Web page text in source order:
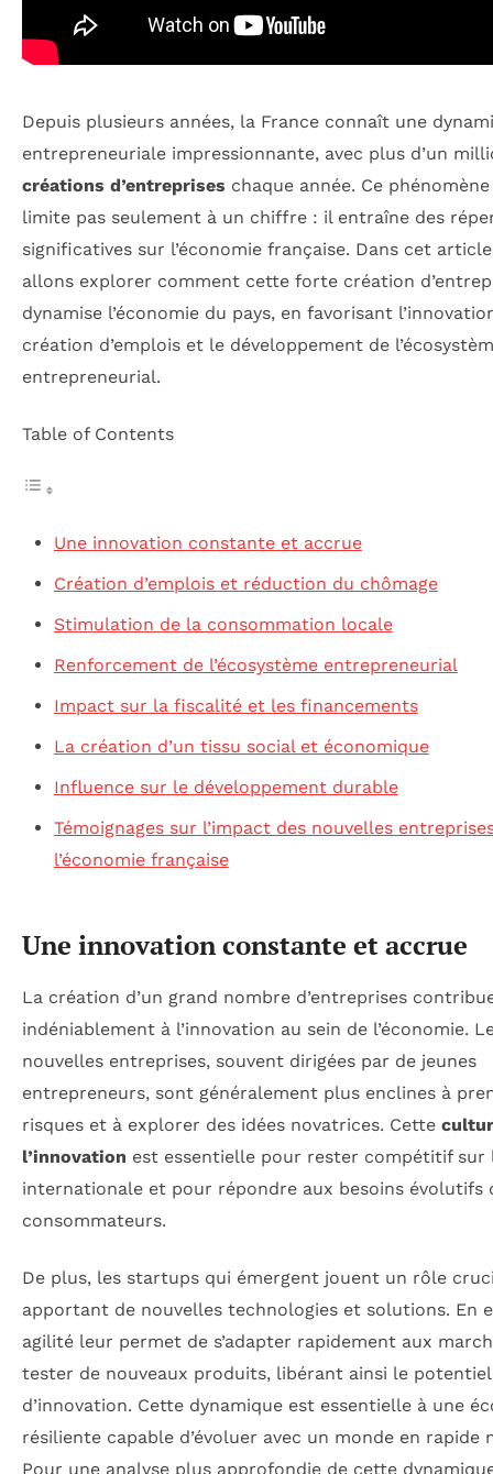
Depuis plusieurs années, la France connaît une
entrepreneuriale impressionnante, avec plus d’un
créations d’entreprises chaque année. Ce
limite pas seulement à un chiffre : il entraîne des
significatives sur l’économie française. Dans cet
allons explorer comment cette forte création
dynamise l’économie du pays, en favorisant
création d’emplois et le développement de
entrepreneurial.
Table of Contents
Une innovation constante et accrue
Création d’emplois et réduction du chômage
Stimulation de la consommation locale
Renforcement de l’écosystème entrepreneurial
Impact sur la fiscalité et les financements
La création d’un tissu social et économique
Influence sur le développement durable
Témoignages sur l’impact des nouvelles
l’économie française
Une innovation constante et accrue
La création d’un grand nombre d’entreprises
indéniablement à l’innovation au sein de l’économie.
nouvelles entreprises, souvent dirigées par de jeunes
entrepreneurs, sont généralement plus enclines à
risques et à explorer des idées novatrices. Cette
l’innovation est essentielle pour rester compétitif sur
internationale et pour répondre aux besoins évolutifs
consommateurs.
De plus, les startups qui émergent jouent un rôle
apportant de nouvelles technologies et solutions. En
agilité leur permet de s’adapter rapidement aux
tester de nouveaux produits, libérant ainsi le potentiel
d’innovation. Cette dynamique est essentielle à une
résiliente capable d’évoluer avec un monde en rapide
Pour une analyse plus approfondie de cette